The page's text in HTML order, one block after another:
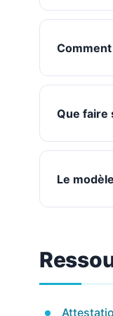
Comment
Que faire
Le